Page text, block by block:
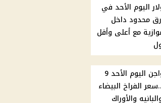
اليوم الأحد في
محدود داخل
مع أعلى وأقل
أسعار الدواجن اليوم الأحد 9
الفراخ البيضاء
والأوراك